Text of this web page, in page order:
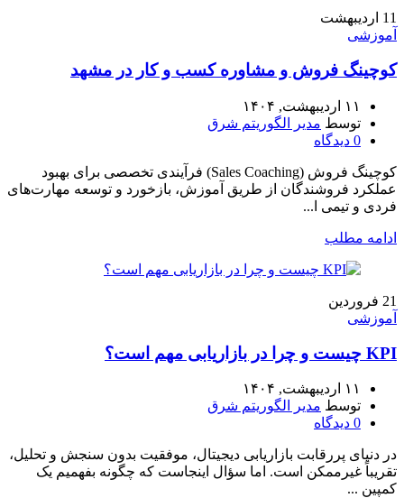
11 اردیبهشت
آموزشی
کوچینگ فروش و مشاوره کسب‌ و کار در مشهد
۱۱ اردیبهشت, ۱۴۰۴
توسط مدیر الگوریتم شرق
0 دیدگاه
کوچینگ فروش (Sales Coaching) فرآیندی تخصصی برای بهبود
عملکرد فروشندگان از طریق آموزش، بازخورد و توسعه مهارت‌های
فردی و تیمی ا...
ادامه مطلب
21 فروردین
آموزشی
KPI چیست و چرا در بازاریابی مهم است؟
۱۱ اردیبهشت, ۱۴۰۴
توسط مدیر الگوریتم شرق
0 دیدگاه
در دنیای پررقابت بازاریابی دیجیتال، موفقیت بدون سنجش و تحلیل،
تقریباً غیرممکن است. اما سؤال اینجاست که چگونه بفهمیم یک
کمپین ...